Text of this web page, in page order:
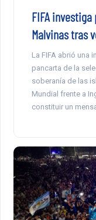
FIFA
Malvinas tras
La FIFA abrió una
pancarta de la
soberanía de las
Mundial frente a
constituir un